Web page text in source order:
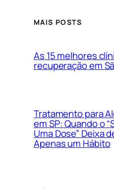
MAIS POSTS
As 15 melhores
recuperação em
Tratamento para
em SP: Quando o
Uma Dose” Deixa
Apenas um Hábito